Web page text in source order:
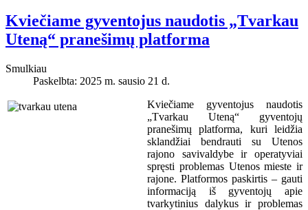
Kviečiame gyventojus naudotis „Tvarkau
Uteną“ pranešimų platforma
Smulkiau
Paskelbta: 2025 m. sausio 21 d.
Kviečiame gyventojus naudotis
„Tvarkau Uteną“ gyventojų
pranešimų platforma, kuri leidžia
sklandžiai bendrauti su Utenos
rajono savivaldybe ir operatyviai
spręsti problemas Utenos mieste ir
rajone. Platformos paskirtis – gauti
informaciją iš gyventojų apie
tvarkytinius dalykus ir problemas